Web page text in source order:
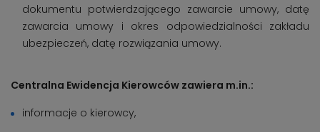
dokumentu potwierdzającego zawarcie umowy, datę
zawarcia umowy i okres odpowiedzialności zakładu
ubezpieczeń, datę rozwiązania umowy.
Centralna Ewidencja Kierowców zawiera m.in.:
informacje o kierowcy,